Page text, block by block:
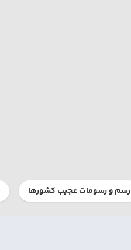
رسم و رسومات عجیب کشورها